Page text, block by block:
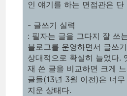
인 얘기를 하는 면접관은 단
- 글쓰기 실력
: 필자는 글을 그다지 잘 쓰
블로그를 운영하면서 글쓰
상대적으로 확실히 늘었다.
재 쓴 글을 비교하면 크게
글들(13년 3월 이전)은 너
지운 상태다.